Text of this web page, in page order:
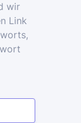
wir
Link